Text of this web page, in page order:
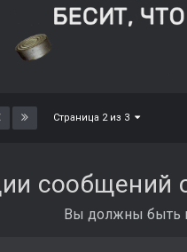
Страница 2 из 3
сообщений
Вы должны быть